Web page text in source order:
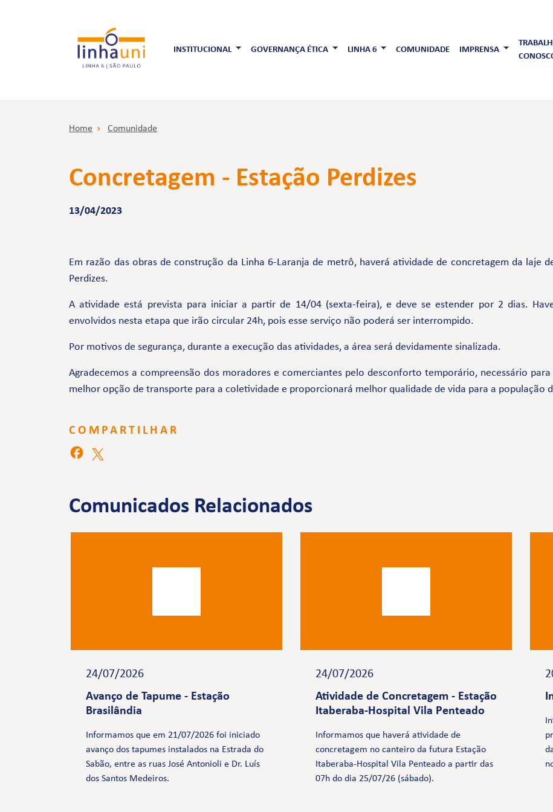
INSTITUCIONAL GOVERNANÇA ÉTICA LINHA 6 COMUNIDADE IMPRENSA
Home Comunidade
Concretagem - Estação Perdizes
13/04/2023
Em razão das obras de construção da Linha 6-Laranja de metrô, haverá atividade de concretagem da laje
Perdizes.
A atividade está prevista para iniciar a partir de 14/04 (sexta-feira), e deve se estender por 2 dias.
envolvidos nesta etapa que irão circular 24h, pois esse serviço não poderá ser interrompido.
Por motivos de segurança, durante a execução das atividades, a área será devidamente sinalizada.
Agradecemos a compreensão dos moradores e comerciantes pelo desconforto temporário, necessário
melhor opção de transporte para a coletividade e proporcionará melhor qualidade de vida para a população
COMPARTILHAR
Comunicados Relacionados
24/07/2026
Avanço de Tapume - Estação
Brasilândia
Informamos que em 21/07/2026 foi iniciado
avanço dos tapumes instalados na Estrada do
Sabão, entre as ruas José Antonioli e Dr. Luís
dos Santos Medeiros.
24/07/2026
Atividade de Concretagem - Estação
Itaberaba-Hospital Vila Penteado
Informamos que haverá atividade de
concretagem no canteiro da futura Estação
Itaberaba-Hospital Vila Penteado a partir das
07h do dia 25/07/26 (sábado).